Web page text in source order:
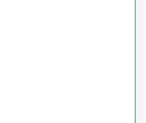
تركز شركة ليفينج ياردز على
متكاملة توفر نمط حياة
مشروعاتها بتصميمات
مجموعة واسعة من
والمناطق التجارية،
للراغبين في تجربة